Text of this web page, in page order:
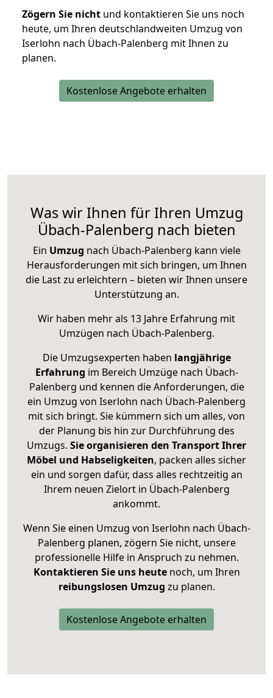
Zögern Sie nicht und kontaktieren Sie uns noch
heute, um Ihren deutschlandweiten Umzug von
Iserlohn nach Übach-Palenberg mit Ihnen zu
planen.
Kostenlose Angebote erhalten
Was wir Ihnen für Ihren Umzug
Übach-Palenberg nach bieten
Ein Umzug nach Übach-Palenberg kann viele
Herausforderungen mit sich bringen, um Ihnen
die Last zu erleichtern – bieten wir Ihnen unsere
Unterstützung an.
Wir haben mehr als 13 Jahre Erfahrung mit
Umzügen nach Übach-Palenberg.
Die Umzugsexperten haben langjährige
Erfahrung im Bereich Umzüge nach Übach-
Palenberg und kennen die Anforderungen, die
ein Umzug von Iserlohn nach Übach-Palenberg
mit sich bringt. Sie kümmern sich um alles, von
der Planung bis hin zur Durchführung des
Umzugs. Sie organisieren den Transport Ihrer
Möbel und Habseligkeiten, packen alles sicher
ein und sorgen dafür, dass alles rechtzeitig an
Ihrem neuen Zielort in Übach-Palenberg
ankommt.
Wenn Sie einen Umzug von Iserlohn nach Übach-
Palenberg planen, zögern Sie nicht, unsere
professionelle Hilfe in Anspruch zu nehmen.
Kontaktieren Sie uns heutenoch, um Ihren
reibungslosen Umzug zu planen.
Kostenlose Angebote erhalten